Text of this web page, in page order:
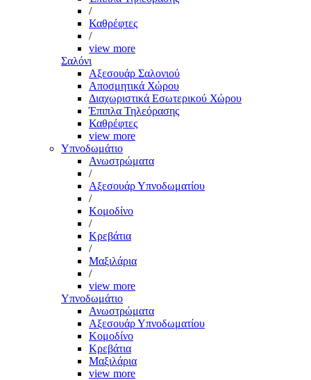
/
Καθρέφτες
/
view more
Σαλόνι
Αξεσουάρ Σαλονιού
Αποσμητικά Χώρου
Διαχωριστικά Εσωτερικού Χώρου
Έπιπλα Τηλεόρασης
Καθρέφτες
view more
Υπνοδωμάτιο
Ανωστρώματα
/
Αξεσουάρ Υπνοδωματίου
/
Κομοδίνο
/
Κρεβάτια
/
Μαξιλάρια
/
view more
Υπνοδωμάτιο
Ανωστρώματα
Αξεσουάρ Υπνοδωματίου
Κομοδίνο
Κρεβάτια
Μαξιλάρια
view more